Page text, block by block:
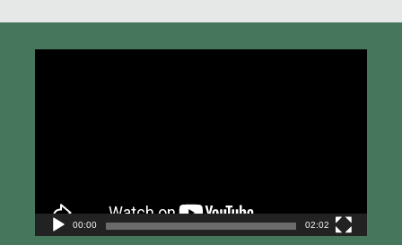
00:00 02:02